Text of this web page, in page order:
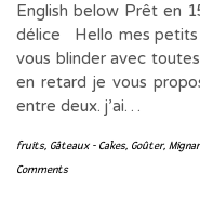
English below Prêt en
délice Hello mes petits
vous blinder avec
en retard je vous
entre deux. j’ai…
fruits, Gâteaux - Cakes, Goûter,
Comments